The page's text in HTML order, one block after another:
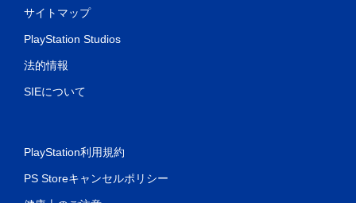
サイトマップ
PlayStation Studios
法的情報
SIEについて
PlayStation利用規約
PS Storeキャンセルポリシー